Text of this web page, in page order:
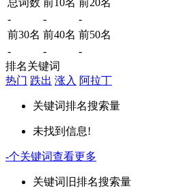
-
-
-
前30名 前40名 前50名
-
-
-
排名关键词
热门 跌出 涨入 阿拉丁
关键词排名搜索量
未找到信息!
-个关键词查看更多
关键词 旧排名搜索量